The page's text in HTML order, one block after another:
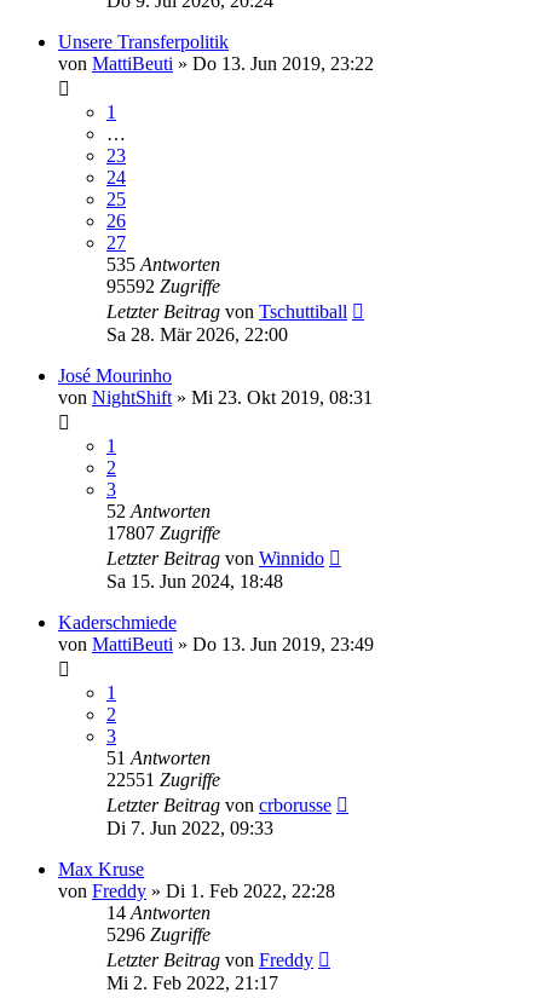
Unsere Transferpolitik
von MattiBeuti » Do 13. Jun 2019, 23:22
1
…
23
24
25
26
27
535 Antworten
95592 Zugriffe
Letzter Beitrag von Tschuttiball
Sa 28. Mär 2026, 22:00
José Mourinho
von NightShift » Mi 23. Okt 2019, 08:31
1
2
3
52 Antworten
17807 Zugriffe
Letzter Beitrag von Winnido
Sa 15. Jun 2024, 18:48
Kaderschmiede
von MattiBeuti » Do 13. Jun 2019, 23:49
1
2
3
51 Antworten
22551 Zugriffe
Letzter Beitrag von crborusse
Di 7. Jun 2022, 09:33
Max Kruse
von Freddy » Di 1. Feb 2022, 22:28
14 Antworten
5296 Zugriffe
Letzter Beitrag von Freddy
Mi 2. Feb 2022, 21:17